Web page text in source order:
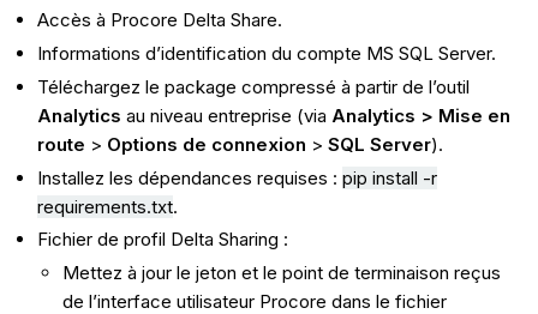
Configuration
SSIS
Configuration
Accès à Procore Delta Share.
Informations d’identification du compte MS SQL Server.
Téléchargez le package compressé à partir de l’outil
Analytics au niveau entreprise (via Analytics > Mise en
route > Options de connexion >SQL Server).
Installez les dépendances requises :pip install -r
requirements.txt.
Fichier de profil Delta Sharing :
Mettez à jour le jeton et le point de terminaison reçus
de l’interface utilisateur Procore dans le fichier